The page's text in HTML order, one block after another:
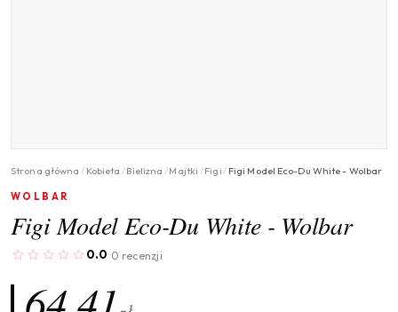
Strona główna / Kobieta /Bielizna /Majtki /Figi/ Figi Model Eco-Du White - Wolbar
WOLBAR
Figi Model Eco-Du White - Wolbar
0.0· 0 recenzji